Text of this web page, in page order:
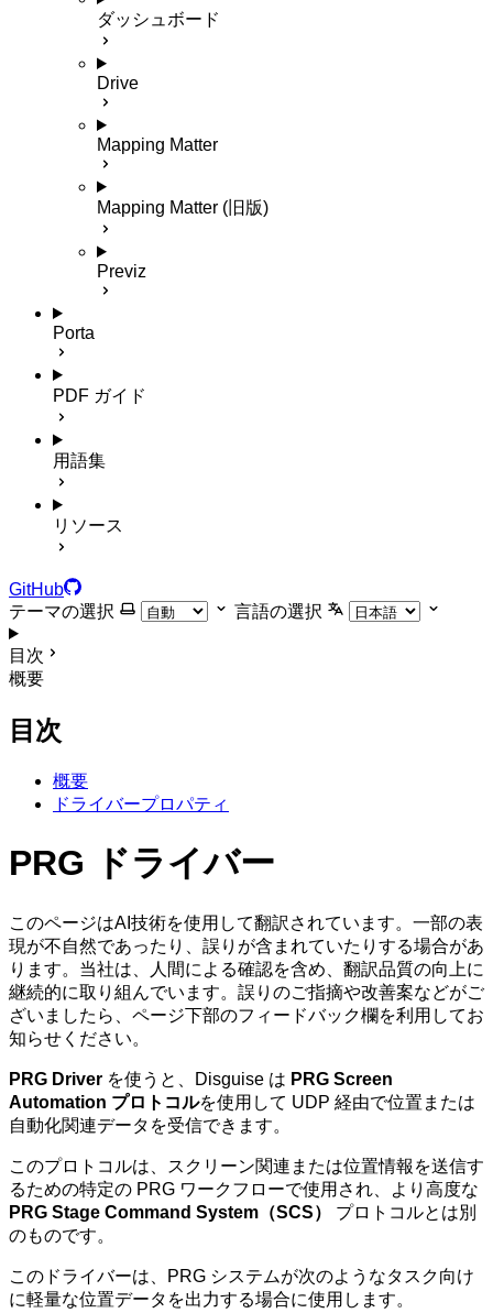
ダッシュボード
Drive
Mapping Matter
Mapping Matter (旧版)
Previz
Porta
PDF ガイド
用語集
リソース
GitHub
テーマの選択
言語の選択
目次
概要
目次
概要
ドライバープロパティ
PRG ドライバー
このページはAI技術を使用して翻訳されています。一部の表
現が不自然であったり、誤りが含まれていたりする場合があ
ります。当社は、人間による確認を含め、翻訳品質の向上に
継続的に取り組んでいます。誤りのご指摘や改善案などがご
ざいましたら、ページ下部のフィードバック欄を利用してお
知らせください。
PRG Driver を使うと、Disguise は PRG Screen
Automation プロトコルを使用して UDP 経由で位置または
自動化関連データを受信できます。
このプロトコルは、スクリーン関連または位置情報を送信す
るための特定の PRG ワークフローで使用され、より高度な
PRG Stage Command System（SCS）
プロトコルとは別
のものです。
このドライバーは、PRG システムが次のようなタスク向け
に軽量な位置データを出力する場合に使用します。